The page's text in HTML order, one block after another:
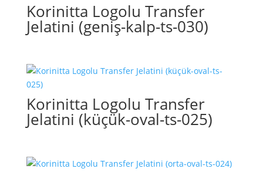
Korinitta Logolu Transfer
Jelatini (geniş-kalp-ts-030)
Korinitta Logolu Transfer
Jelatini (küçük-oval-ts-025)